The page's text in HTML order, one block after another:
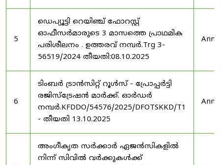
5
ഡെപ്യൂട്ടി റെയിഞ്ച് ഫോറസ്റ്റ്
ഓഫീസർമാരുടെ 3 മാസത്തെ പ്രാഥമിക
പരിശീലനം . ഉത്തരവ് നമ്പർ.Trg 3-
56519/2024 തീയതി:08.10.2025
6
ടിംബർ ട്രാൻസിറ്റ് റൂൾസ് - പ്രോപ്പർട്ടി
രജിസ്ട്രേഷൻ മാർക്ക്. ഓർഡർ
നമ്പർ.KFDDO/54576/2025/DFOTSKKD/T1
- തീയതി 13.10.2025
അംഗീകൃത സർക്കാർ ഏജൻസികളിൽ
നിന്ന് സിവിൽ വർക്കുകൾക്ക്